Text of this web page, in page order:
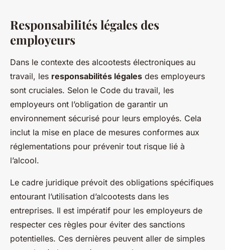
Responsabilités légales des
employeurs
Dans le contexte des alcootests électroniques au
travail, les responsabilités légales des employeurs
sont cruciales. Selon le Code du travail, les
employeurs ont l’obligation de garantir un
environnement sécurisé pour leurs employés. Cela
inclut la mise en place de mesures conformes aux
réglementations pour prévenir tout risque lié à
l’alcool.
Le cadre juridique prévoit des obligations spécifiques
entourant l’utilisation d’alcootests dans les
entreprises. Il est impératif pour les employeurs de
respecter ces règles pour éviter des sanctions
potentielles. Ces dernières peuvent aller de simples